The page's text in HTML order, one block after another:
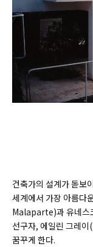
건축가의 설계가 돋보
세계에서 가장 아름다
Malaparte)과 유네스
선구자, 에일린 그레이(
꿈꾸게 한다.